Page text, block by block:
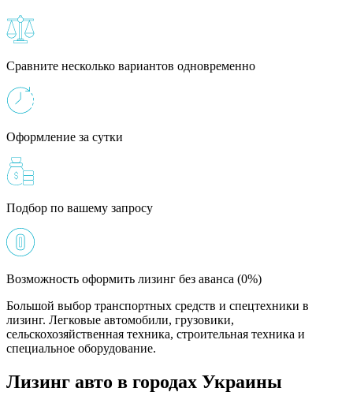
Сравните несколько вариантов одновременно
Оформление за сутки
Подбор по вашему запросу
Возможность оформить лизинг без аванса (0%)
Большой выбор транспортных средств и спецтехники в
лизинг. Легковые автомобили, грузовики,
сельскохозяйственная техника, строительная техника и
специальное оборудование.
Лизинг авто в городах Украины